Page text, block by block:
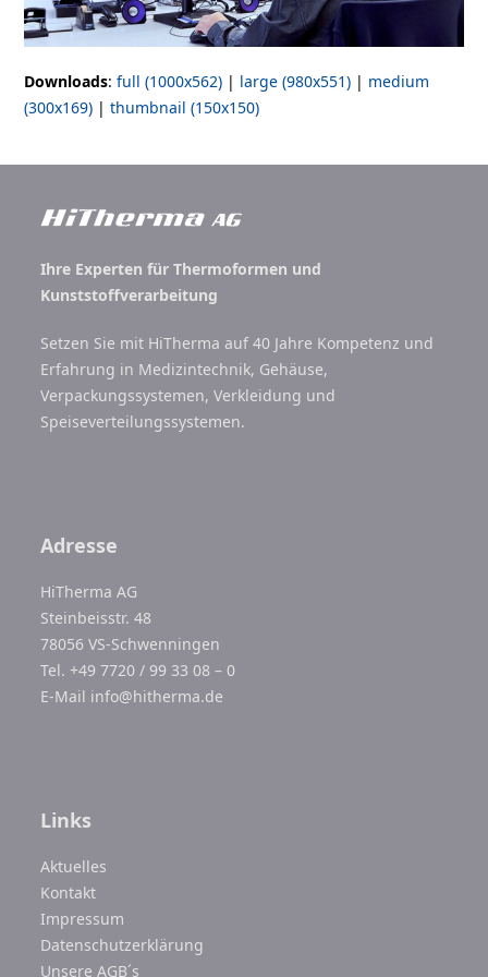
Downloads:full (1000x562) | large (980x551) | medium
(300x169) |thumbnail (150x150)
Ihre Experten für Thermoformen und
Kunststoffverarbeitung
Setzen Sie mit HiTherma auf 40 Jahre Kompetenz und
Erfahrung in Medizintechnik, Gehäuse,
Verpackungssystemen, Verkleidung und
Speiseverteilungssystemen.
Adresse
HiTherma AG
Steinbeisstr. 48
78056 VS-Schwenningen
Tel. +49 7720 / 99 33 08 – 0
E-Mail info@hitherma.de
Links
Aktuelles
Kontakt
Impressum
Datenschutzerklärung
Unsere AGB´s